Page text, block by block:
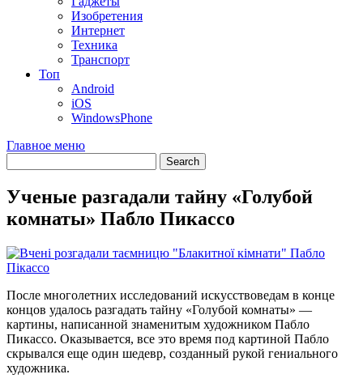
Изобретения
Интернет
Техника
Транспорт
Топ
Android
iOS
WindowsPhone
Главное меню
Ученые разгадали тайну «Голубой
комнаты» Пабло Пикассо
После многолетних исследований искусствоведам в конце
концов удалось разгадать тайну «Голубой комнаты» —
картины, написанной знаменитым художником Пабло
Пикассо. Оказывается, все это время под картиной Пабло
скрывался еще один шедевр, созданный рукой гениального
художника.